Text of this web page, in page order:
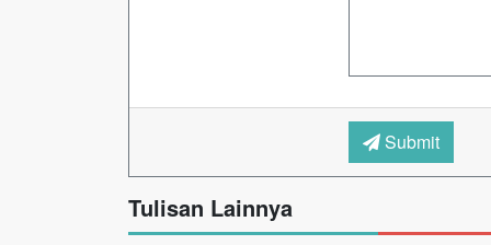
Submit
Tulisan Lainnya